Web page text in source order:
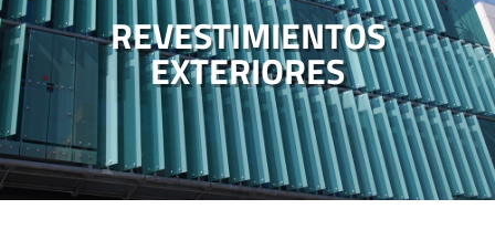
REVESTIMIENTOS
EXTERIORES